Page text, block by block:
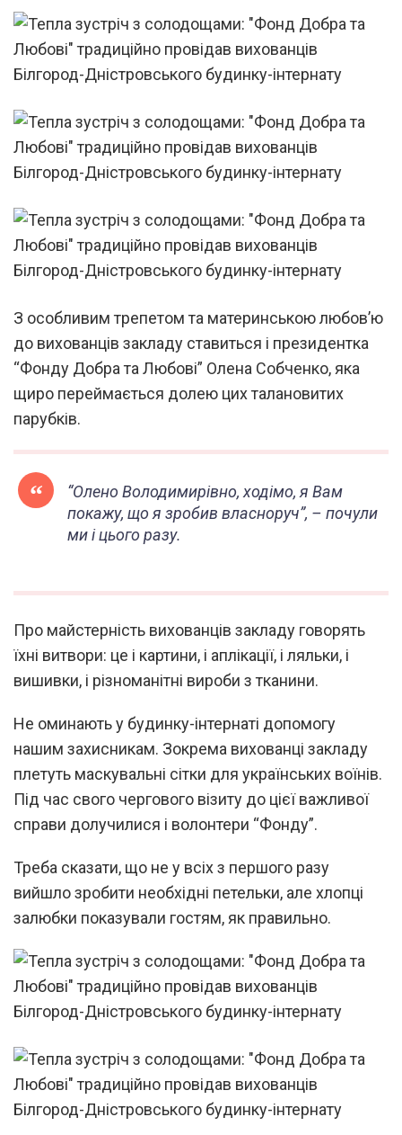
З особливим трепетом та материнською любов’ю
до вихованців закладу ставиться і президентка
“Фонду Добра та Любові” Олена Собченко, яка
щиро переймається долею цих талановитих
парубків.
“Олено Володимирівно, ходімо, я Вам
покажу, що я зробив власноруч”, – почули
ми і цього разу.
Про майстерність вихованців закладу говорять
їхні витвори: це і картини, і аплікації, і ляльки, і
вишивки, і різноманітні вироби з тканини.
Не оминають у будинку-інтернаті допомогу
нашим захисникам. Зокрема вихованці закладу
плетуть маскувальні сітки для українських воїнів.
Під час свого чергового візиту до цієї важливої
справи долучилися і волонтери “Фонду”.
Треба сказати, що не у всіх з першого разу
вийшло зробити необхідні петельки, але хлопці
залюбки показували гостям, як правильно.